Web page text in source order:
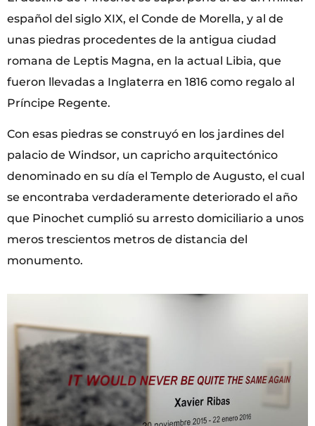
español del siglo XIX, el Conde de Morella, y al de
unas piedras procedentes de la antigua ciudad
romana de Leptis Magna, en la actual Libia, que
fueron llevadas a Inglaterra en 1816 como regalo al
Príncipe Regente.
Con esas piedras se construyó en los jardines del
palacio de Windsor, un capricho arquitectónico
denominado en su día el Templo de Augusto, el cual
se encontraba verdaderamente deteriorado el año
que Pinochet cumplió su arresto domiciliario a unos
meros trescientos metros de distancia del
monumento.